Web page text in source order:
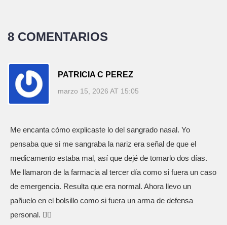
8 COMENTARIOS
PATRICIA C PEREZ
marzo 15, 2026 AT 15:05
Me encanta cómo explicaste lo del sangrado nasal. Yo
pensaba que si me sangraba la nariz era señal de que el
medicamento estaba mal, así que dejé de tomarlo dos días.
Me llamaron de la farmacia al tercer día como si fuera un caso
de emergencia. Resulta que era normal. Ahora llevo un
pañuelo en el bolsillo como si fuera un arma de defensa
personal. 🤷‍♀️